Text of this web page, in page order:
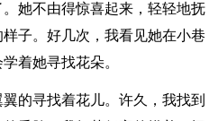
她不由得惊喜起来，轻轻地抚
子。好几次，我看见她在小巷
着她寻找花朵。
的寻找着花儿。许久，我找到